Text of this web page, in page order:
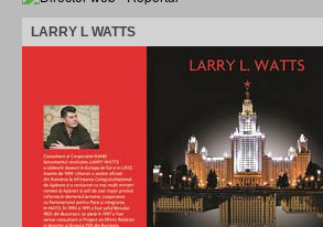
LARRY L WATTS